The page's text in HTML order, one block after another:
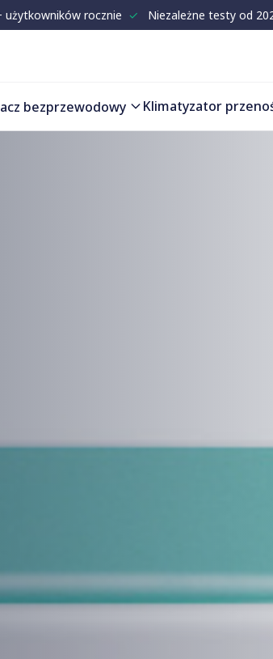
użytkowników rocznie ✓ Niezależne testy od
bezprzewodowy Klimatyzator